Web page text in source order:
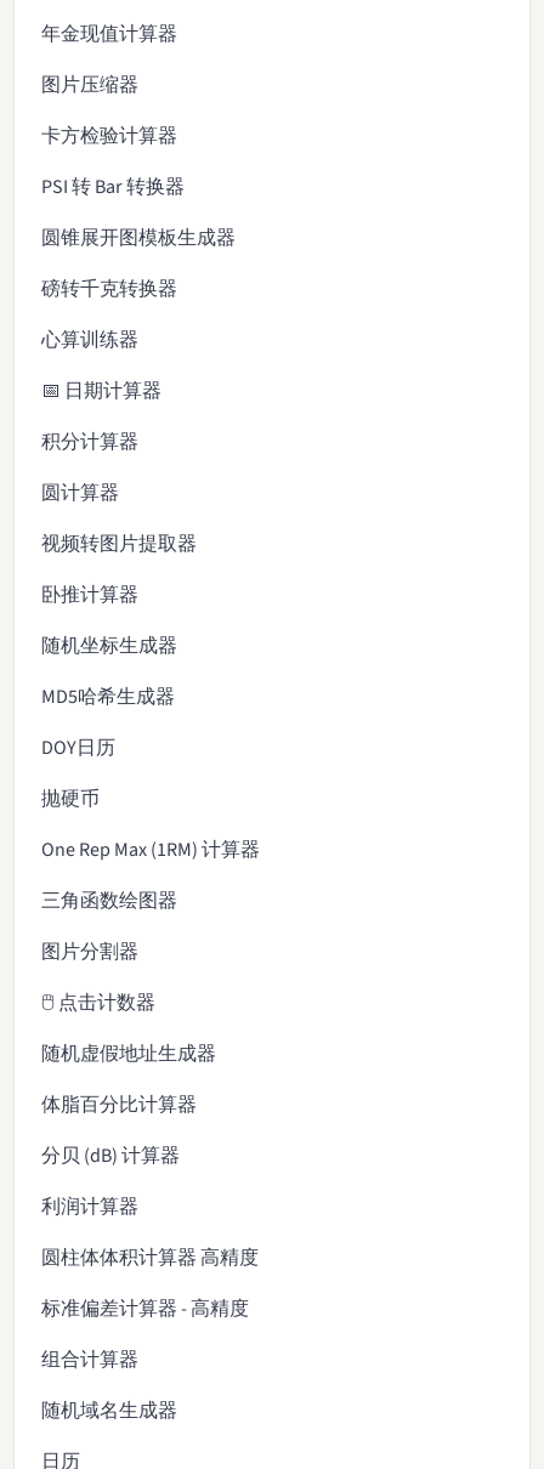
年金现值计算器
图片压缩器
卡方检验计算器
PSI 转 Bar 转换器
圆锥展开图模板生成器
磅转千克转换器
心算训练器
📅 日期计算器
积分计算器
圆计算器
视频转图片提取器
卧推计算器
随机坐标生成器
MD5哈希生成器
DOY日历
抛硬币
One Rep Max (1RM) 计算器
三角函数绘图器
图片分割器
🖱️ 点击计数器
随机虚假地址生成器
体脂百分比计算器
分贝 (dB) 计算器
利润计算器
圆柱体体积计算器 高精度
标准偏差计算器 - 高精度
组合计算器
随机域名生成器
日历